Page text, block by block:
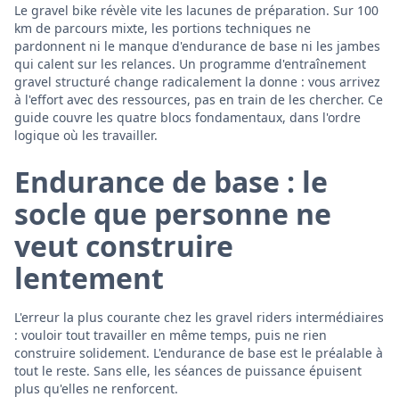
Le gravel bike révèle vite les lacunes de préparation. Sur 100
km de parcours mixte, les portions techniques ne
pardonnent ni le manque d'endurance de base ni les jambes
qui calent sur les relances. Un programme d'entraînement
gravel structuré change radicalement la donne : vous arrivez
à l'effort avec des ressources, pas en train de les chercher. Ce
guide couvre les quatre blocs fondamentaux, dans l'ordre
logique où les travailler.
Endurance de base : le
socle que personne ne
veut construire
lentement
L'erreur la plus courante chez les gravel riders intermédiaires
: vouloir tout travailler en même temps, puis ne rien
construire solidement. L'endurance de base est le préalable à
tout le reste. Sans elle, les séances de puissance épuisent
plus qu'elles ne renforcent.